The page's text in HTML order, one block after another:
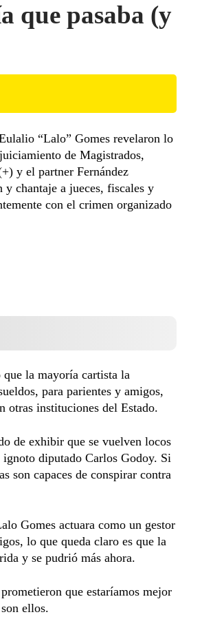
que pasaba (y
“Lalo” Gomes revelaron lo
de Magistrados,
y el partner Fernández
chantaje a jueces, fiscales y
con el crimen organizado
que la mayoría cartista la
para parientes y amigos,
otras instituciones del Estado.
de exhibir que se vuelven locos
diputado Carlos Godoy. Si
son capaces de conspirar contra
Gomes actuara como un gestor
lo que queda claro es que la
y se pudrió más ahora.
que estaríamos mejor
ellos.